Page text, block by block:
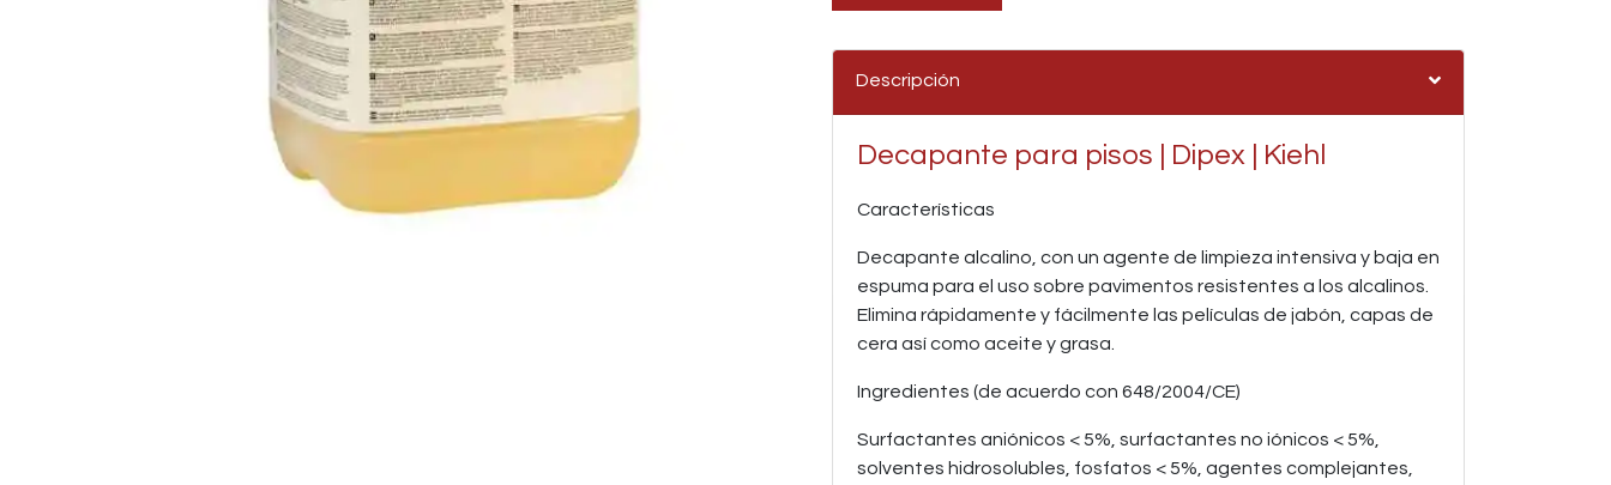
Descripción
Decapante para pisos | Dipex | Kiehl
Características
Decapante alcalino, con un agente de limpieza intensiva y baja en
espuma para el uso sobre pavimentos resistentes a los alcalinos.
Elimina rápidamente y fácilmente las películas de jabón, capas de
cera así como aceite y grasa.
Ingredientes (de acuerdo con 648/2004/CE)
Surfactantes aniónicos < 5%, surfactantes no iónicos < 5%,
solventes hidrosolubles, fosfatos < 5%, agentes complejantes,